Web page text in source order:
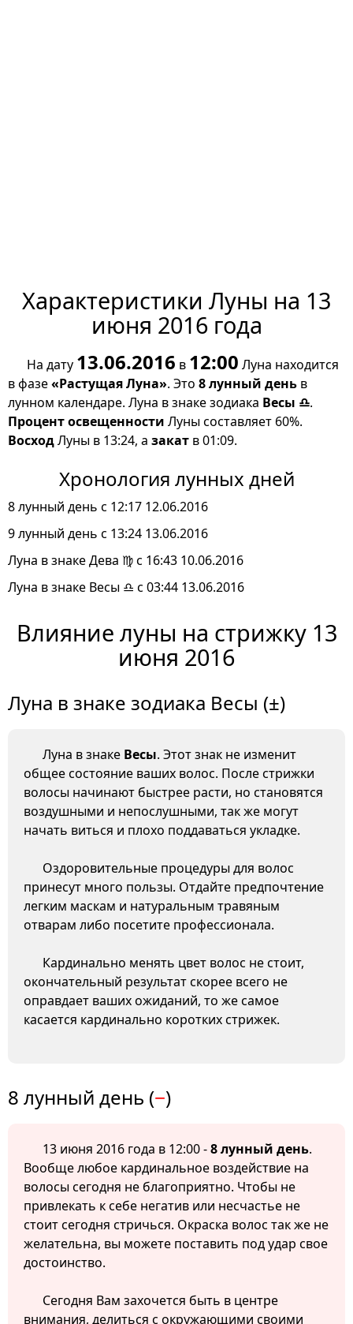
Характеристики Луны на 13
июня 2016 года
На дату 13.06.2016 в 12:00 Луна находится
в фазе«Растущая Луна». Это 8 лунный день в
лунном календаре. Луна в знаке зодиака Весы ♎.
Процент освещенности Луны составляет 60%.
ВосходЛуны в 13:24, а закат в 01:09.
Хронология лунных дней
8 лунный день с 12:17 12.06.2016
9 лунный день с 13:24 13.06.2016
Луна в знаке Дева ♍ с 16:43 10.06.2016
Луна в знаке Весы ♎ с 03:44 13.06.2016
Влияние луны на стрижку 13
июня 2016
Луна в знаке зодиака Весы (±)
Луна в знаке Весы. Этот знак не изменит
общее состояние ваших волос. После стрижки
волосы начинают быстрее расти, но становятся
воздушными и непослушными, так же могут
начать виться и плохо поддаваться укладке.
Оздоровительные процедуры для волос
принесут много пользы. Отдайте предпочтение
легким маскам и натуральным травяным
отварам либо посетите профессионала.
Кардинально менять цвет волос не стоит,
окончательный результат скорее всего не
оправдает ваших ожиданий, то же самое
касается кардинально коротких стрижек.
8 лунный день (−)
13 июня 2016 года в 12:00 -8 лунный день.
Вообще любое кардинальное воздействие на
волосы сегодня не благоприятно. Чтобы не
привлекать к себе негатив или несчастье не
стоит сегодня стричься. Окраска волос так же не
желательна, вы можете поставить под удар свое
достоинство.
Сегодня Вам захочется быть в центре
внимания, делиться с окружающими своими